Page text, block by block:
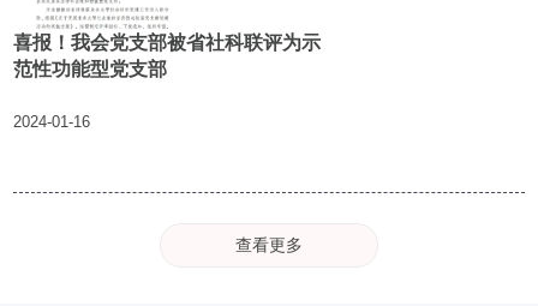
喜报！我会党支部被省社科联评为示
范性功能型党支部
2024-01-16
查看更多